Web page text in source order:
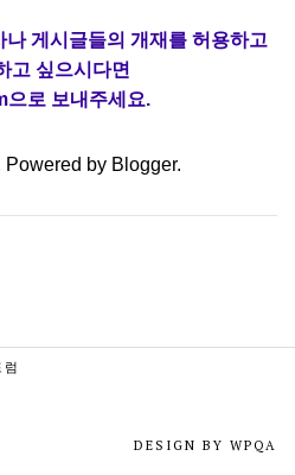
게시글들의 개재를 허용하고
고 싶으시다면
로 보내주세요.
Powered by Blogger.
DESIGN BY WPQA